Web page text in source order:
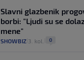
Slavni glazbenik
borbi: "Ljudi su se
mene"
SHOWBIZ 3. kol. 0